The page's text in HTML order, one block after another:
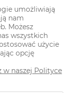
umożliwiają
nam
Możesz
wszystkich
użycie
opcję
w naszej Polityce